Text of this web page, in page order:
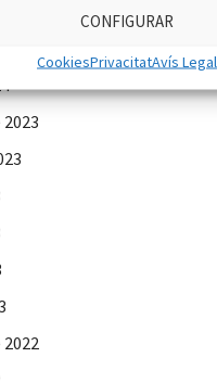
CONFIGURAR
CookiesPrivacitatAvís Legal